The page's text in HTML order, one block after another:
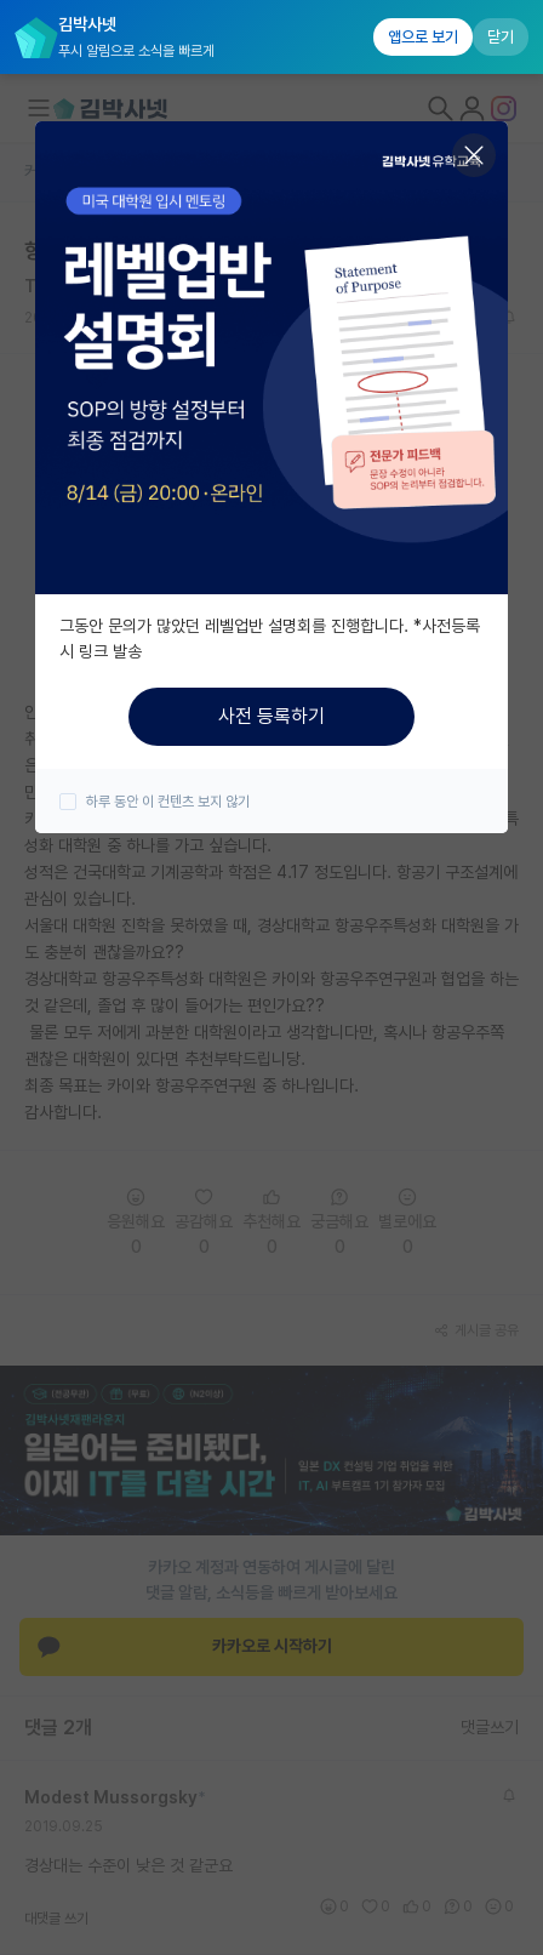
김박사넷
푸시 알림으로 소식을 빠르게
앱으로 보기 닫기
대학원생 모집
국내대학원 정보
연구실&오픈랩
커뮤니티
커뮤니티 홈
전체글보기
베스트 게시판
자유 게시판(아무개랩)
미국 유학 게시판
미국 대학원 합격 후기 게시판
대학원생 모집 게시판
연구실(PI) 홍보 게시판
석박사 채용 정보 게시판
임용 정보 게시판
학부 인턴 게시판
취업 게시판
임용 후기 게시판
PI 전용 게시판
학술 정보 게시판
홍보 게시판
커리어
유학교육
재팬라운지 🌸
커뮤니티 홈
항공우주 진로 고민
Theodor Mommsen
2019.09.25 2 8235
안녕하세요. 취업과 대학원 진학 중에 고민하고 있는 학생입니다.
취업준비를 하면서도 자꾸 항공쪽에 꿈이 사라지지 않네요. 물론 꿈과 현실
은 다르겠지만요.
만약 항공우주공학 대학원을 진학한다고 했을 때,
카이스트는 제가 못 갈거 같고, 서울대 항공우주대학원과 경상대 항공우주특
성화 대학원 중 하나를 가고 싶습니다.
성적은 건국대학교 기계공학과 학점은 4.17 정도입니다. 항공기 구조설계에
관심이 있습니다.
서울대 대학원 진학을 못하였을 때, 경상대학교 항공우주특성화 대학원을 가
도 충분히 괜찮을까요??
경상대학교 항공우주특성화 대학원은 카이와 항공우주연구원과 협업을 하는
것 같은데, 졸업 후 많이 들어가는 편인가요??
물론 모두 저에게 과분한 대학원이라고 생각합니다만, 혹시나 항공우주쪽
괜찮은 대학원이 있다면 추천부탁드립니당.
최종 목표는 카이와 항공우주연구원 중 하나입니다.
감사합니다.
카카오 계정과 연동하여 게시글에 달린
댓글 알람, 소식등을 빠르게 받아보세요
카카오로 시작하기
댓글 2개 댓글쓰기
Modest Mussorgsky
경상대는 수준이 낮은 것 같군요
대댓글 쓰기
그동안 문의가 많았던 레벨업반 설명회를 진행합니다. *사전등록
시 링크 발송
사전 등록하기
하루 동안 이 컨텐츠 보지 않기